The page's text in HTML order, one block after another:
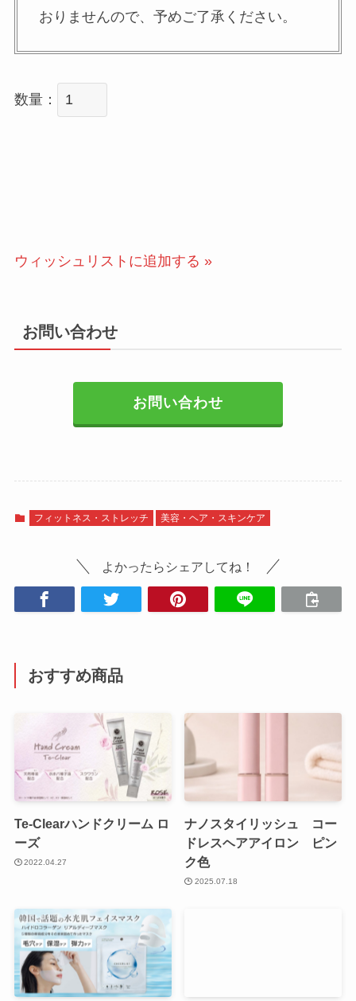
おりませんので、予めご了承ください。
数量：
ウィッシュリストに追加する »
お問い合わせ
お問い合わせ
フィットネス・ストレッチ 美容・ヘア・スキンケア
よかったらシェアしてね！
おすすめ商品
Te-Clearハンドクリーム ロ
ーズ
2022.04.27
ナノスタイリッシュ コー
ドレスヘアアイロン ピン
ク色
2025.07.18